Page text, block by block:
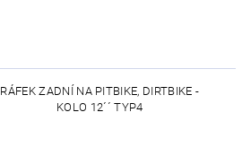
RÁFEK ZADNÍ NA PITBIKE, DIRTBIKE -
KOLO 12´´ TYP4